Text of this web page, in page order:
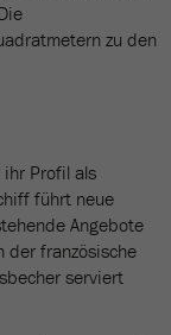
zu den
Profil als
führt neue
Angebote
der französische
serviert